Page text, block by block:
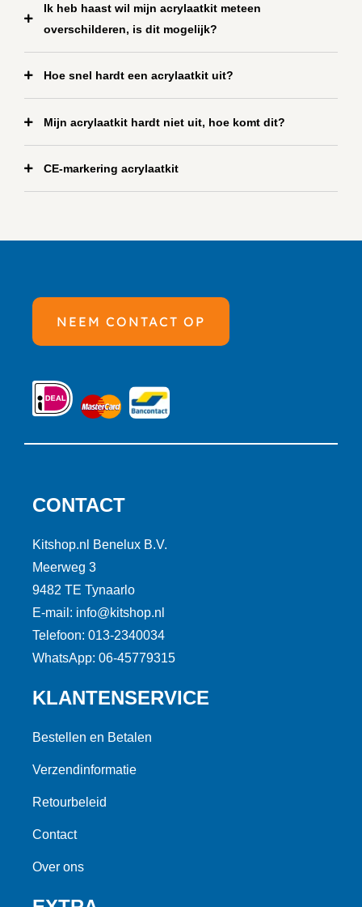
Ik heb haast wil mijn acrylaatkit meteen
overschilderen, is dit mogelijk?
Hoe snel hardt een acrylaatkit uit?
Mijn acrylaatkit hardt niet uit, hoe komt dit?
CE-markering acrylaatkit
NEEM CONTACT OP
CONTACT
Kitshop.nl Benelux B.V.
Meerweg 3
9482 TE Tynaarlo
E-mail: info@kitshop.nl
Telefoon: 013-2340034
WhatsApp: 06-45779315
KLANTENSERVICE
Bestellen en Betalen
Verzendinformatie
Retourbeleid
Contact
Over ons